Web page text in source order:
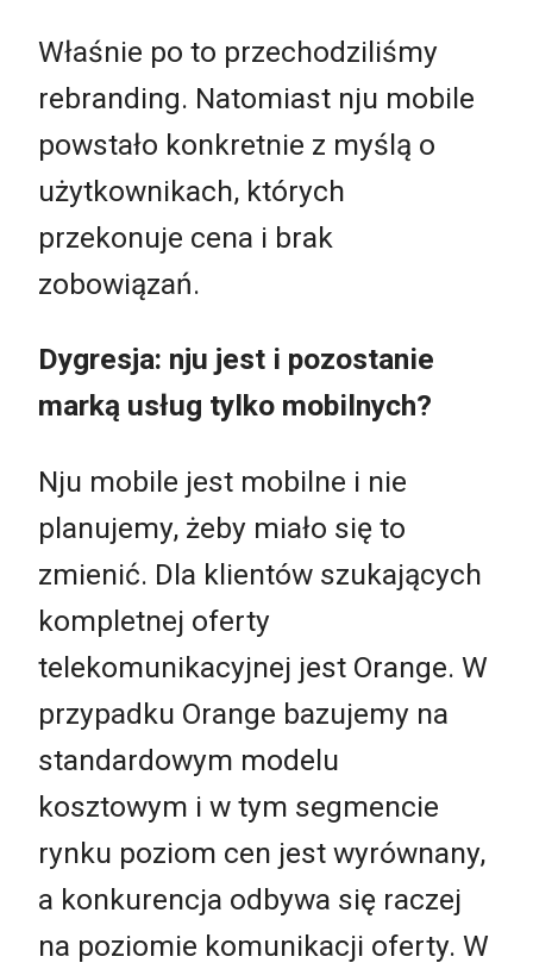
Właśnie po to przechodziliśmy
rebranding. Natomiast nju mobile
powstało konkretnie z myślą o
użytkownikach, których
przekonuje cena i brak
zobowiązań.
Dygresja: nju jest i pozostanie
marką usług tylko mobilnych?
Nju mobile jest mobilne i nie
planujemy, żeby miało się to
zmienić. Dla klientów szukających
kompletnej oferty
telekomunikacyjnej jest Orange. W
przypadku Orange bazujemy na
standardowym modelu
kosztowym i w tym segmencie
rynku poziom cen jest wyrównany,
a konkurencja odbywa się raczej
na poziomie komunikacji oferty. W